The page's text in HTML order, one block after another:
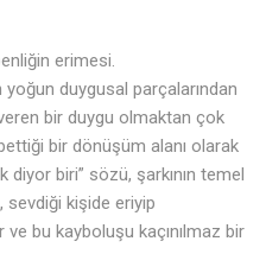
erimesi.
duygusal parçalarından
bir duygu olmaktan çok
bir dönüşüm alanı olarak
diyor biri” sözü, şarkının temel
sevdiği kişide eriyip
bu kayboluşu kaçınılmaz bir